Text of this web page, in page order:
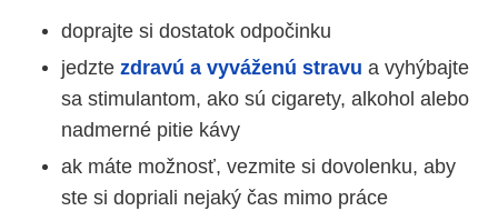
doprajte si dostatok odpočinku
jedzte zdravú a vyváženú stravu a vyhýbajte
sa stimulantom, ako sú cigarety, alkohol alebo
nadmerné pitie kávy
ak máte možnosť, vezmite si dovolenku, aby
ste si dopriali nejaký čas mimo práce